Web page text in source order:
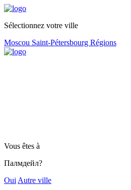
Sélectionnez votre ville
Moscou Saint-Pétersbourg Régions
Vous êtes à
Палмдейл?
Oui Autre ville